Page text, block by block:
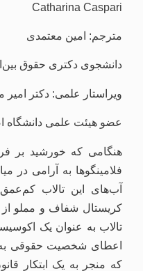
Catharina Caspari
مترجم: امین معتمدی
دانشجوی دکتری حقوق
ویراستار علمی: دکتر امیر
عضو هیئت علمی دانشگاه
فلامینگوها به آرامی در
آب‌های این تالاب
کریستال شفاف و مملو از
تالاب به عنوان یک
اعطای شخصیت حقوقی به
که منجر به یک ابتکار